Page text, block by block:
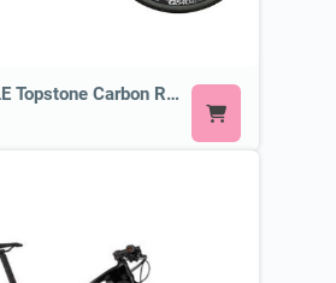
CANNONDALE Topstone Carbon Rival Axs or Similar